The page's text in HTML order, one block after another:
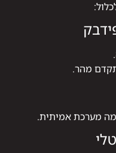
מהר.
מערכת אמיתית.